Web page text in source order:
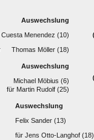
Auswechslung
  
  
Auswechslung
  
für   
Auswechslung
  
für  